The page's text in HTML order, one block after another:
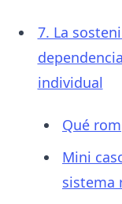
7. La
individual
Qué
Mini
sistema